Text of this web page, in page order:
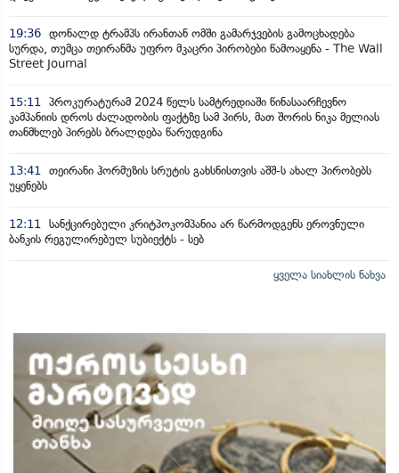
19:36 დონალდ ტრამპს ირანთან ომში გამარჯვების გამოცხადება
სურდა, თუმცა თეირანმა უფრო მკაცრი პირობები წამოაყენა - The Wall
Street Journal
15:11 პროკურატურამ 2024 წელს სამტრედიაში წინასაარჩევნო
კამპანიის დროს ძალადობის ფაქტზე სამ პირს, მათ შორის ნიკა მელიას
თანმხლებ პირებს ბრალდება წარუდგინა
13:41 თეირანი ჰორმუზის სრუტის გახსნისთვის აშშ-ს ახალ პირობებს
უყენებს
12:11 სანქცირებული კრიტპოკომპანია არ წარმოდგენს ეროვნული
ბანკის რეგულირებულ სუბიექტს - სებ
ყველა სიახლის ნახვა